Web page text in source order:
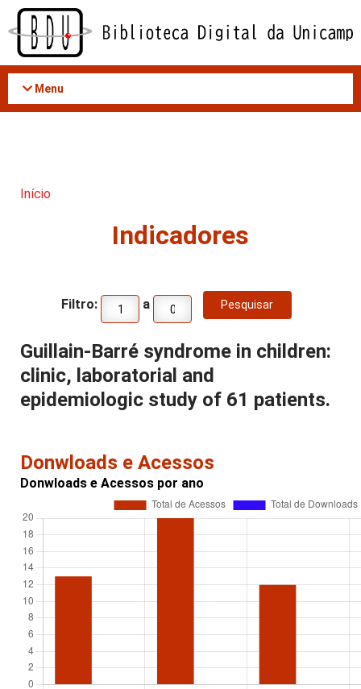
Acessar
conteúdo
Menu
Início
Indicadores
Filtro: a
Guillain-Barré syndrome in children:
clinic, laboratorial and
epidemiologic study of 61 patients.
Donwloads e Acessos
Donwloads e Acessos por ano